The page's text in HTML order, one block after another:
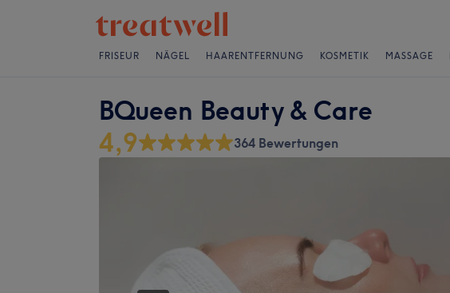
FRISEUR NÄGEL HAARENTFERNUNG KOSMETIK MASSAGE
BQueen Beauty & Care
4,9 364 Bewertungen